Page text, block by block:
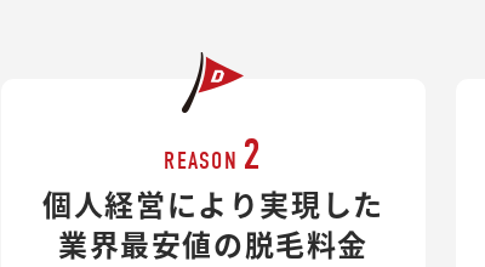
REASON 2
個人経営により実現した
業界最安値の脱毛料金